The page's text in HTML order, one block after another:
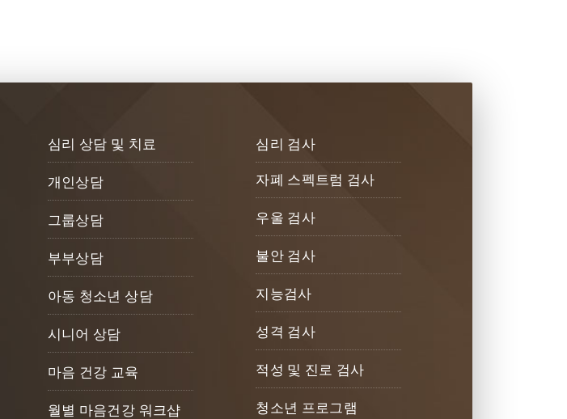
심리 상담 및 치료
개인상담
그룹상담
부부상담
아동 청소년 상담
시니어 상담
마음 건강 교육
월별 마음건강 워크샵
심리 검사
자폐 스펙트럼 검사
우울 검사
불안 검사
지능검사
성격 검사
적성 및 진로 검사
청소년 프로그램